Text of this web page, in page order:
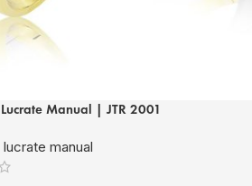
Manual | JTR 2001
manual